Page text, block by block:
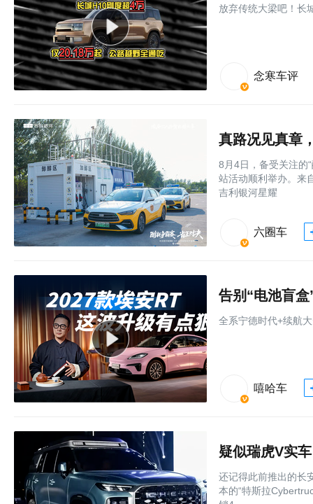
放弃传统大梁吧！长
念寒车评
8月4日，备受关注的
站活动顺利举办。来
吉利银河星耀
六圈车
全系宁德时代+续航
嘻哈车
疑似瑞虎V实
还记得此前推出的长
本的“特斯拉